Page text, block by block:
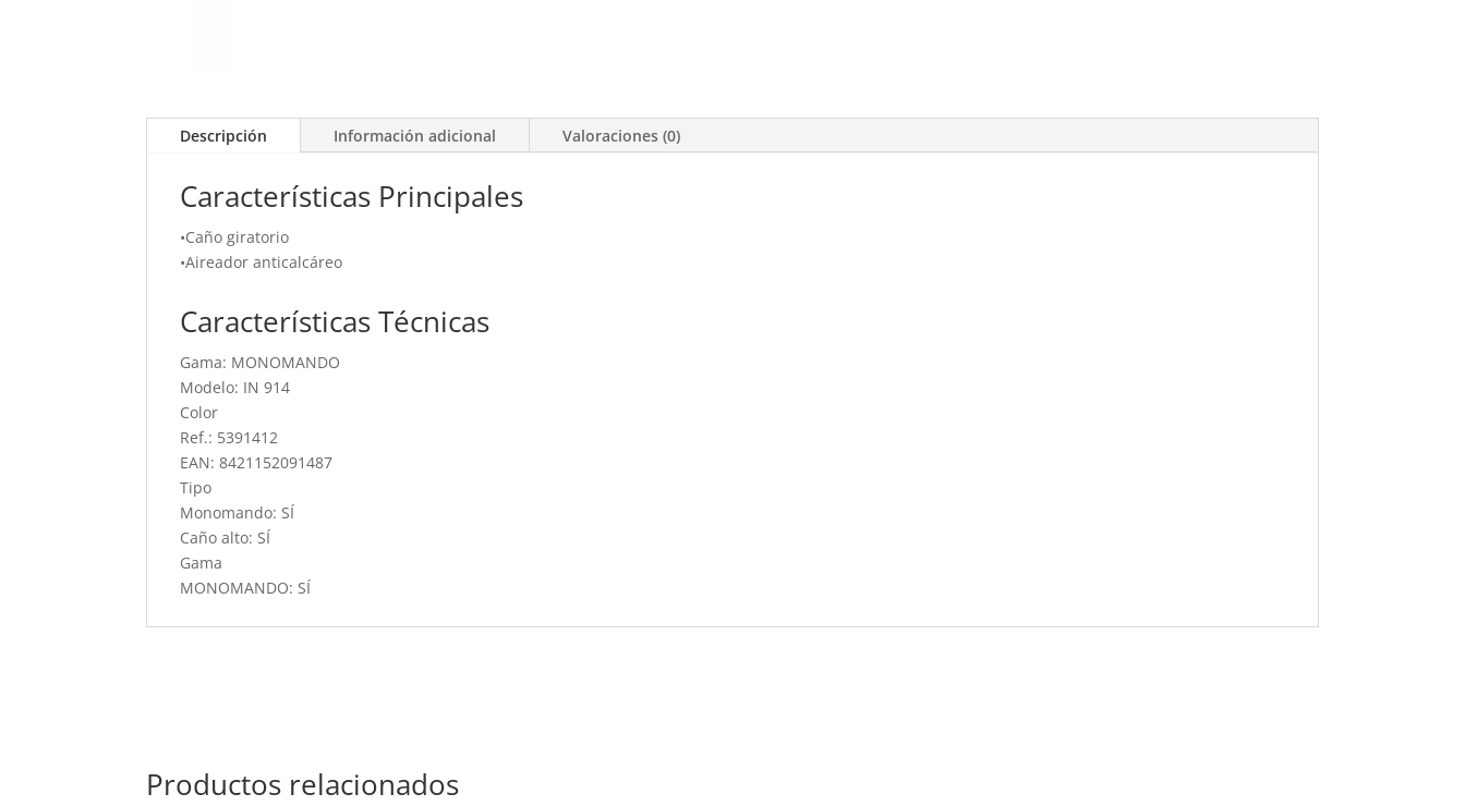
Descripción Información adicional Valoraciones (0)
Características Principales
•Caño giratorio
•Aireador anticalcáreo
Características Técnicas
Gama: MONOMANDO
Modelo: IN 914
Color
Ref.: 5391412
EAN: 8421152091487
Tipo
Monomando: SÍ
Caño alto: SÍ
Gama
MONOMANDO: SÍ
Productos relacionados